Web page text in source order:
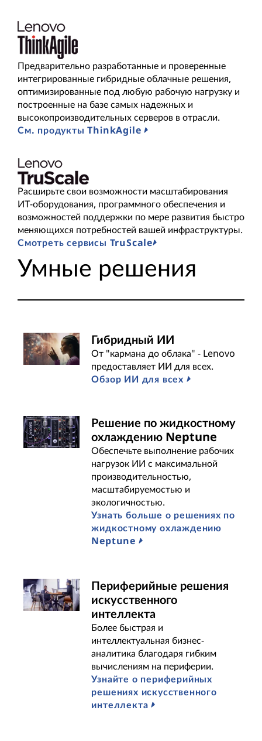
Предварительно разработанные и проверенные
интегрированные гибридные облачные решения,
оптимизированные под любую рабочую нагрузку и
построенные на базе самых надежных и
высокопроизводительных серверов в отрасли.
См. продукты ThinkAgile
Расширьте свои возможности масштабирования
ИТ-оборудования, программного обеспечения и
возможностей поддержки по мере развития быстро
меняющихся потребностей вашей инфраструктуры.
Смотреть сервисы TruScale
Умные решения
Гибридный ИИ
От "кармана до облака" - Lenovo
предоставляет ИИ для всех.
Обзор ИИ для всех
Решение по жидкостному
охлаждению Neptune
Обеспечьте выполнение рабочих
нагрузок ИИ с максимальной
производительностью,
масштабируемостью и
экологичностью.
Узнать больше о решениях по
жидкостному охлаждению
Neptune
Периферийные решения
искусственного
интеллекта
Более быстрая и
интеллектуальная бизнес-
аналитика благодаря гибким
вычислениям на периферии.
Узнайте о периферийных
решениях искусственного
интеллекта